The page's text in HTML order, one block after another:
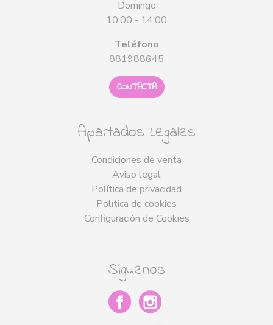
Domingo
10:00 - 14:00
Teléfono
881988645
CONTACTA
Apartados Legales
Condiciones de venta
Aviso legal
Política de privacidad
Política de cookies
Configuración de Cookies
Síguenos